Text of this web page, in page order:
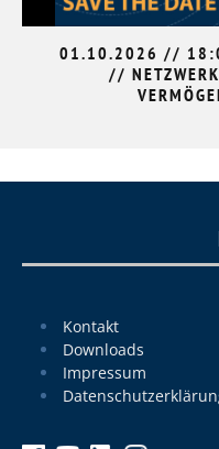
01.10.2026 //
//
Kontakt
Downloads
Impressum